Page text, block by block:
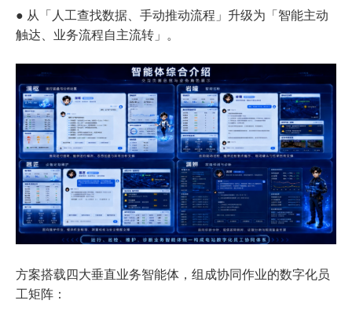
● 从「人工查找数据、手动推动流程」升级为「智能主动
触达、业务流程自主流转」。
方案搭载四大垂直业务智能体，组成协同作业的数字化员
工矩阵：